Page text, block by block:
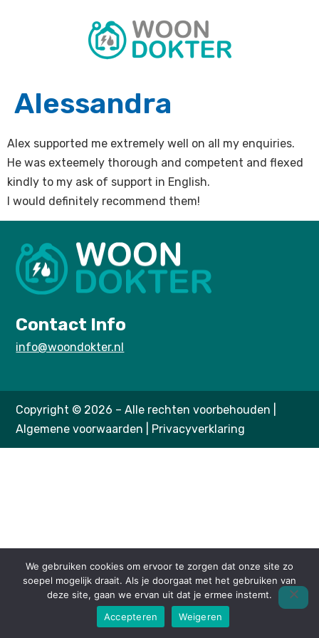
Alessandra
Alex supported me extremely well on all my enquiries.
He was exteemely thorough and competent and flexed
kindly to my ask of support in English.
I would definitely recommend them!
Contact Info
info@woondokter.nl
Copyright © 2026 – Alle rechten voorbehouden |
Algemene voorwaarden
Privacyverklaring
We gebruiken cookies om ervoor te zorgen dat onze site zo
soepel mogelijk draait. Als je doorgaat met het gebruiken van
deze site, gaan we ervan uit dat je ermee instemt.
Accepteren
Weigeren